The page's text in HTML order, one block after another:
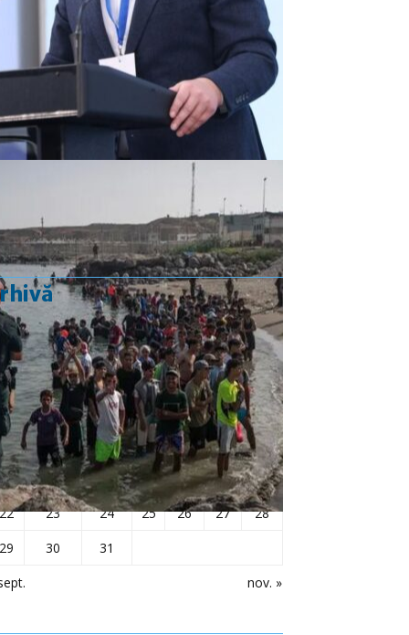
USD: 4,5507 RON
+0,0027 ▲
CHF
: 5,6221 RON
+0,0011 ▲
GBP: 6,1236 RON
-0,0008 ▼
Convertor valutar
»
Rezultat:
octombrie 2018
L Ma Mi J V S D
nov. »
1 2 3 4 5 6
7
8
9 10 11 12 13
14
16 17 18 19 20
21
23 24 25 26 27
28
29
30 31